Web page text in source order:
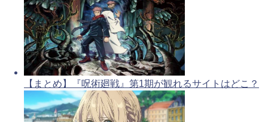
【まとめ】『呪術廻戦』第1期が観れるサイトはどこ？